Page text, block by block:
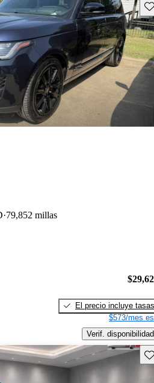
79,852 millas
El precio incluye tasas
$573/mes
Verif. disponibilidad